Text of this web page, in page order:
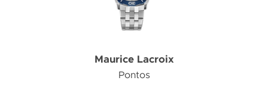
Maurice Lacroix
Pontos